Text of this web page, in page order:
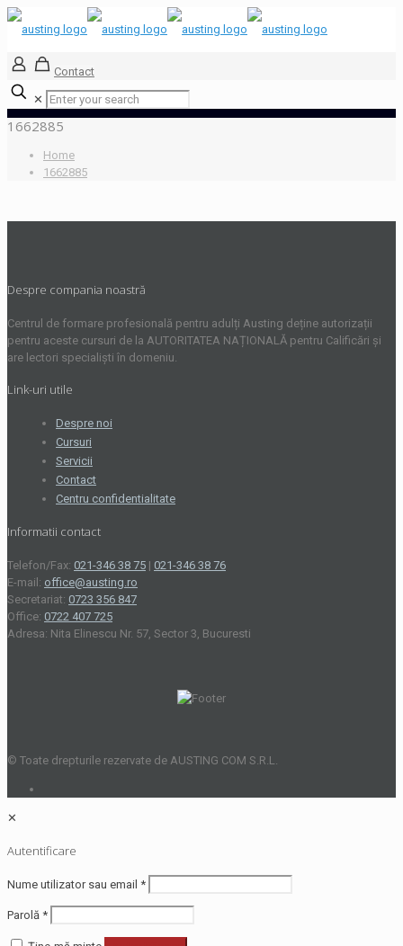
Contact
✕
1662885
Home
1662885
Despre compania noastră
Centrul de formare profesională pentru adulți Austing deține autorizații
pentru aceste cursuri de la AUTORITATEA NAȚIONALĂ pentru Calificări și
are lectori specialiști în domeniu.
Link-uri utile
Despre noi
Cursuri
Servicii
Contact
Centru confidentialitate
Informatii contact
Telefon/Fax: 021-346 38 75 | 021-346 38 76
E-mail: office@austing.ro
Secretariat: 0723 356 847
Office: 0722 407 725
Adresa: Nita Elinescu Nr. 57, Sector 3, Bucuresti
© Toate drepturile rezervate de AUSTING COM S.R.L.
✕
Autentificare
Nume utilizator sau email *
Parolă *